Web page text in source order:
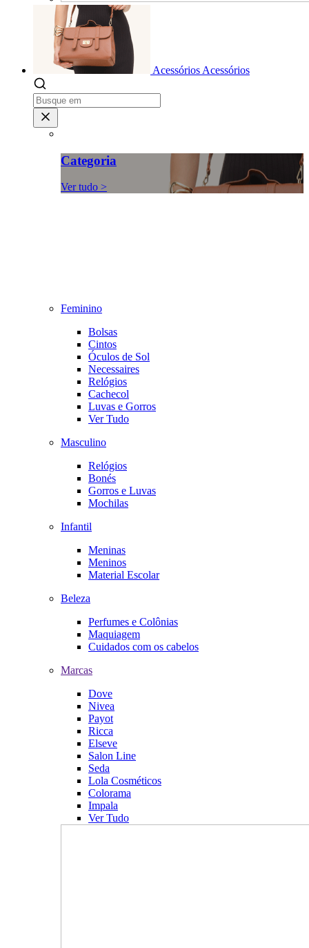
Acessórios Acessórios
Categoria
Ver tudo >
Feminino
Bolsas
Cintos
Óculos de Sol
Necessaires
Relógios
Cachecol
Luvas e Gorros
Ver Tudo
Masculino
Relógios
Bonés
Gorros e Luvas
Mochilas
Infantil
Meninas
Meninos
Material Escolar
Beleza
Perfumes e Colônias
Maquiagem
Cuidados com os cabelos
Marcas
Dove
Nivea
Payot
Ricca
Elseve
Salon Line
Seda
Lola Cosméticos
Colorama
Impala
Ver Tudo